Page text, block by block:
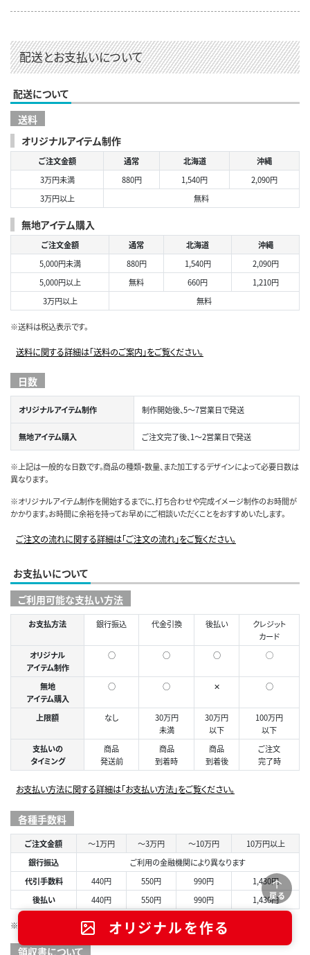
戻る
オリジナルを作る
配送とお支払いについて
配送について
送料
オリジナルアイテム制作
ご注文金額 通常 北海道
沖縄
3万円未満
880円 1,540円
2,090円
3万円以上
無料
無地アイテム購入
ご注文金額 通常 北海道
沖縄
5,000円未満
880円 1,540円
2,090円
5,000円以上
無料 660円
1,210円
3万円以上
無料
※送料は税込表示です。
送料に関する詳細は「送料のご案内」をご覧ください。
日数
オリジナルアイテム制作 制作開始後、5～7営業日で発送
無地アイテム購入 ご注文完了後、1～2営業日で発送
※上記は一般的な日数です。商品の種類・数量、また加工するデザインによって必要日数は
異なります。
※オリジナルアイテム制作を開始するまでに、打ち合わせや完成イメージ制作のお時間が
かかります。お時間に余裕を持ってお早めにご相談いただくことをおすすめいたします。
ご注文の流れに関する詳細は「ご注文の流れ」をご覧ください。
お支払いについて
ご利用可能な支払い方法
お支払方法 銀行振込 代金引換 後払い
クレジット
カード
オリジナル
アイテム制作
○ ○ ○ ◯
無地
アイテム購入
○ ○ ✕ ○
上限額 なし
30万円
未満
30万円
以下
100万円
以下
支払いの
タイミング
商品
発送前
商品
到着時
商品
到着後
ご注文
完了時
お支払い方法に関する詳細は「お支払い方法」をご覧ください。
各種手数料
ご注文金額 ～1万円 ～3万円 ～10万円
10万円以上
銀行振込
ご利用の金融機関により異なります
代引手数料
440円 550円 990円
1,430円
後払い
440円 550円 990円 1,430円
※各種手数料は税込表示です。
領収書について